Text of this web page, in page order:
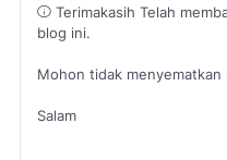
Terimakasih Telah
blog ini.
Mohon tidak
Salam